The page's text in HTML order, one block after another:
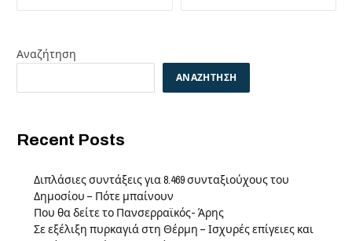
Αναζήτηση
ΑΝΑΖΉΤΗΣΗ
Recent Posts
Διπλάσιες συντάξεις για 8.469 συνταξιούχους του
Δημοσίου – Πότε μπαίνουν
Που θα δείτε το Πανσερραϊκός- Άρης
Σε εξέλιξη πυρκαγιά στη Θέρμη – Ισχυρές επίγειες και